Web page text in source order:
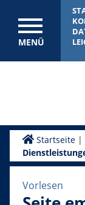
MENÜ
Startseite|
Vorlesen